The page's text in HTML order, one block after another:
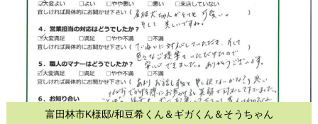
富田林市K様邸/和豆希くん＆ギガくん＆そうちゃん